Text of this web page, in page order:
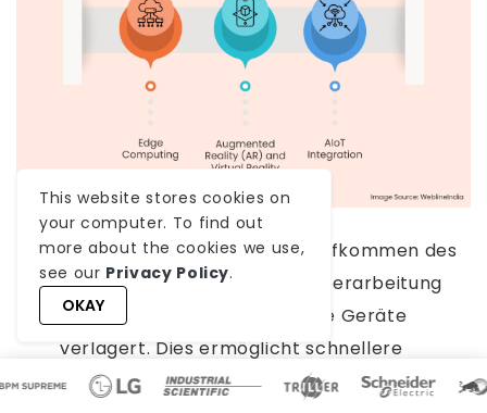
Edge Computing:Mit dem Aufkommen des
Edge Computing wird die KI-Verarbeitung
von Cloud-Servern auf mobile Geräte
verlagert. Dies ermöglicht schnellere
Verarbeitungsgeschwindigkeiten und
This website stores cookies on
your computer. To find out
more about the cookies we use,
see our Privacy Policy.
OKAY